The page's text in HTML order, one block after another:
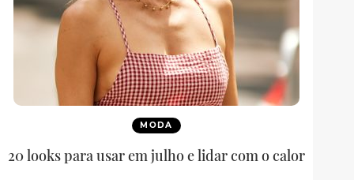
MODA
20 looks para usar em julho e lidar com o calor